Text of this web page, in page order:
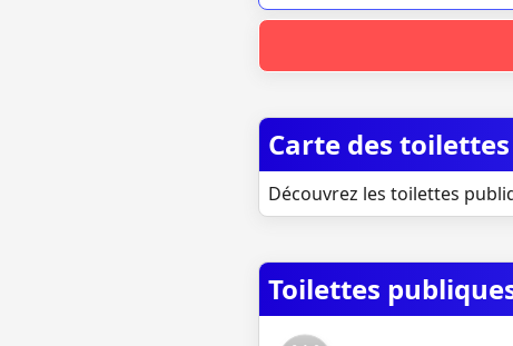
Carte des
Découvrez les toilettes
Toilettes